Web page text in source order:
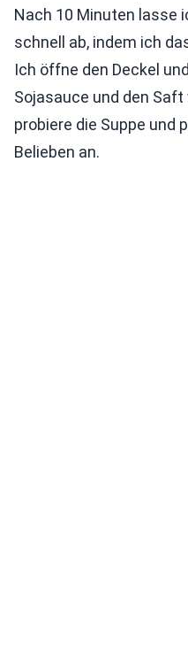
Nach 10 Minuten lasse
schnell ab, indem ich
Ich öffne den Deckel
Sojasauce und den
probiere die Suppe und
Belieben an.